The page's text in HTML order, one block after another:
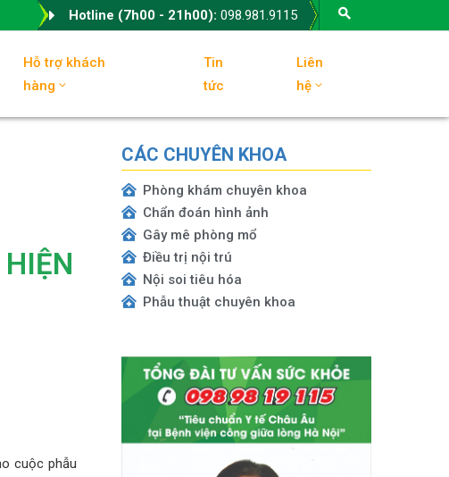
Hotline (7h00 - 21h00):098.981.9115
Hỗ trợ khách
hàng
Tin
tức
Liên
hệ
cuộc phẫu
CÁC CHUYÊN KHOA
Phòng khám chuyên khoa
Chẩn đoán hình ảnh
Gây mê phòng mổ
Điều trị nội trú
Nội soi tiêu hóa
Phẫu thuật chuyên khoa